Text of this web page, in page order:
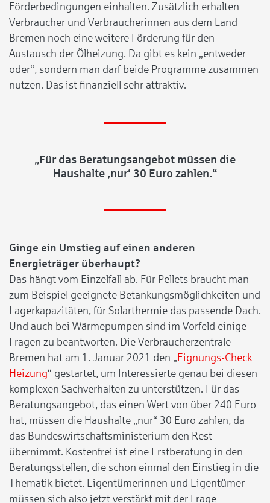
Förderbedingungen einhalten. Zusätzlich erhalten
Verbraucher und Verbraucherinnen aus dem Land
Bremen noch eine weitere Förderung für den
Austausch der Ölheizung. Da gibt es kein „entweder
oder“, sondern man darf beide Programme zusammen
nutzen. Das ist finanziell sehr attraktiv.
„Für das Beratungsangebot müssen die
Haushalte ‚nur‘ 30 Euro zahlen.“
Ginge ein Umstieg auf einen anderen
Energieträger überhaupt?
Das hängt vom Einzelfall ab. Für Pellets braucht man
zum Beispiel geeignete Betankungsmöglichkeiten und
Lagerkapazitäten, für Solarthermie das passende Dach.
Und auch bei Wärmepumpen sind im Vorfeld einige
Fragen zu beantworten. Die Verbraucherzentrale
Bremen hat am 1. Januar 2021 den „ Eignungs-Check
Heizung“ gestartet, um Interessierte genau bei diesen
komplexen Sachverhalten zu unterstützen. Für das
Beratungsangebot, das einen Wert von über 240 Euro
hat, müssen die Haushalte „nur“ 30 Euro zahlen, da
das Bundeswirtschaftsministerium den Rest
übernimmt. Kostenfrei ist eine Erstberatung in den
Beratungsstellen, die schon einmal den Einstieg in die
Thematik bietet. Eigentümerinnen und Eigentümer
müssen sich also jetzt verstärkt mit der Frage